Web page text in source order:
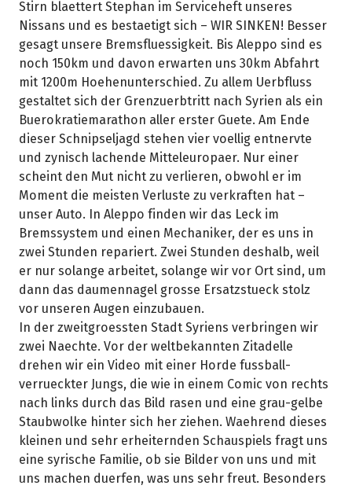
Stirn blaettert Stephan im Serviceheft unseres
Nissans und es bestaetigt sich – WIR SINKEN! Besser
gesagt unsere Bremsfluessigkeit. Bis Aleppo sind es
noch 150km und davon erwarten uns 30km Abfahrt
mit 1200m Hoehenunterschied. Zu allem Uerbfluss
gestaltet sich der Grenzuerbtritt nach Syrien als ein
Buerokratiemarathon aller erster Guete. Am Ende
dieser Schnipseljagd stehen vier voellig entnervte
und zynisch lachende Mitteleuropaer. Nur einer
scheint den Mut nicht zu verlieren, obwohl er im
Moment die meisten Verluste zu verkraften hat –
unser Auto. In Aleppo finden wir das Leck im
Bremssystem und einen Mechaniker, der es uns in
zwei Stunden repariert. Zwei Stunden deshalb, weil
er nur solange arbeitet, solange wir vor Ort sind, um
dann das daumennagel grosse Ersatzstueck stolz
vor unseren Augen einzubauen.
In der zweitgroessten Stadt Syriens verbringen wir
zwei Naechte. Vor der weltbekannten Zitadelle
drehen wir ein Video mit einer Horde fussball-
verrueckter Jungs, die wie in einem Comic von rechts
nach links durch das Bild rasen und eine grau-gelbe
Staubwolke hinter sich her ziehen. Waehrend dieses
kleinen und sehr erheiternden Schauspiels fragt uns
eine syrische Familie, ob sie Bilder von uns und mit
uns machen duerfen, was uns sehr freut. Besonders